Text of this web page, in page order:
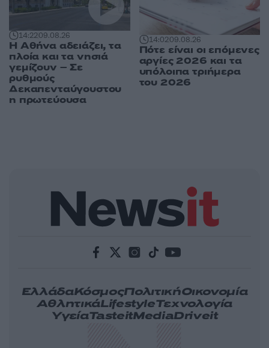
14:2209.08.26
Η Αθήνα αδειάζει, τα
πλοία και τα νησιά
γεμίζουν – Σε
ρυθμούς
Δεκαπενταύγουστου
η πρωτεύουσα
14:0209.08.26
Πότε είναι οι επόμενες
αργίες 2026 και τα
υπόλοιπα τριήμερα
του 2026
ΕλλάδαΚόσμοςΠολιτικήΟικονομία
ΑθλητικάLifestyleΤεχνολογία
ΥγείαTasteitMediaDriveit